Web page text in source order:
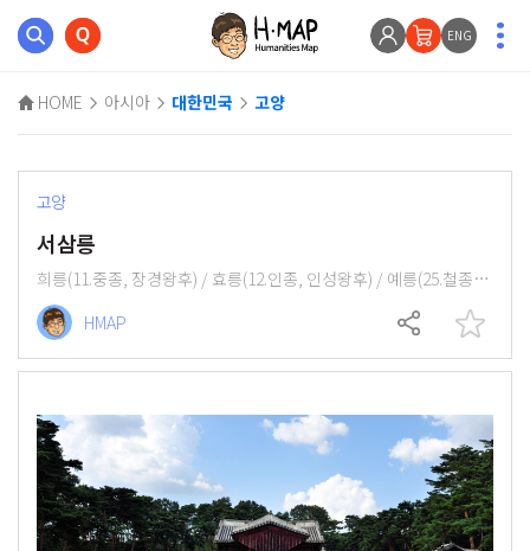
ENG
HOME 아시아 대한민국 고양
고양
서삼릉
희릉(11.중종, 장경왕후) / 효릉(12.인종, 인성왕후) / 예릉(25.철종, 철인왕후)
HMAP